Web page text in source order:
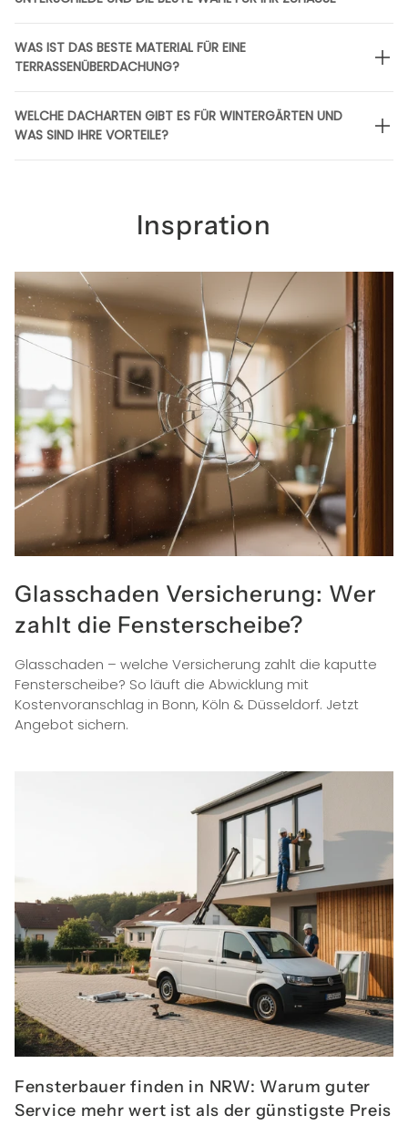
WAS IST DAS BESTE MATERIAL FÜR EINE
TERRASSENÜBERDACHUNG?
WELCHE DACHARTEN GIBT ES FÜR WINTERGÄRTEN UND
WAS SIND IHRE VORTEILE?
Inspration
Glasschaden Versicherung: Wer
zahlt die Fensterscheibe?
Glasschaden – welche Versicherung zahlt die kaputte
Fensterscheibe? So läuft die Abwicklung mit
Kostenvoranschlag in Bonn, Köln & Düsseldorf. Jetzt
Angebot sichern.
Fensterbauer finden in NRW: Warum guter
Service mehr wert ist als der günstigste Preis